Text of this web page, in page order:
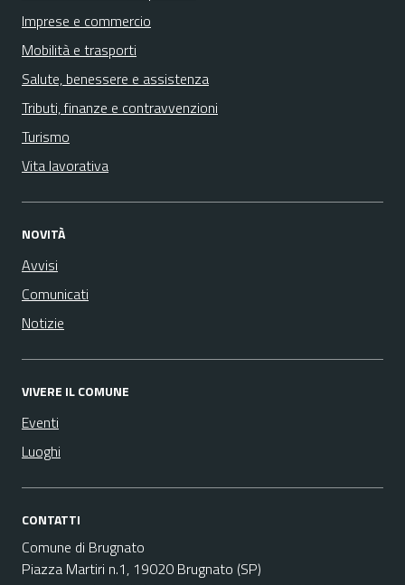
Imprese e commercio
Mobilità e trasporti
Salute, benessere e assistenza
Tributi, finanze e contravvenzioni
Turismo
Vita lavorativa
NOVITÀ
Avvisi
Comunicati
Notizie
VIVERE IL COMUNE
Eventi
Luoghi
CONTATTI
Comune di Brugnato
Piazza Martiri n.1, 19020 Brugnato (SP)